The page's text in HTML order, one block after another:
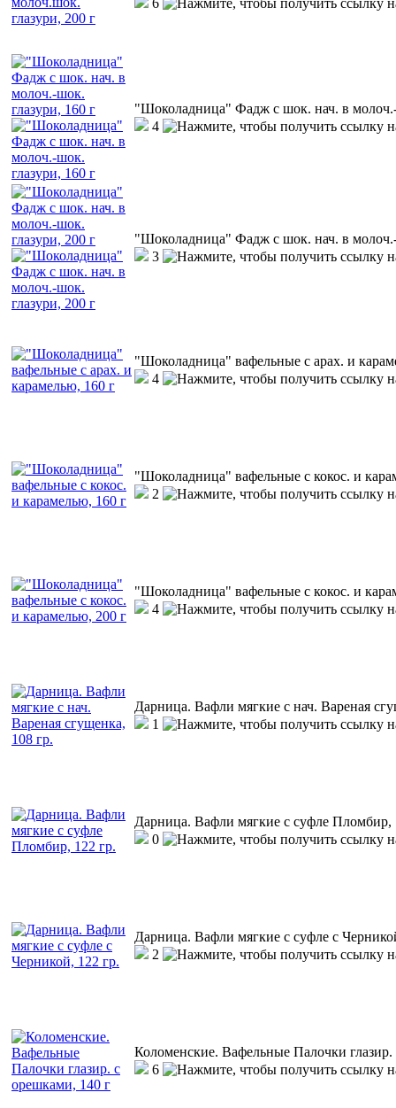
"Шоколадница" Фадж с шок. нач. в
4
"Шоколадница" Фадж с шок. нач. в
3
"Шоколадница" вафельные с арах. и
4
"Шоколадница" вафельные с кокос. и
2
"Шоколадница" вафельные с кокос. и
4
Дарница. Вафли мягкие с нач. Вареная
1
Дарница. Вафли мягкие с суфле Пломбир,
0
Дарница. Вафли мягкие с суфле с
2
Коломенские. Вафельные Палочки
6